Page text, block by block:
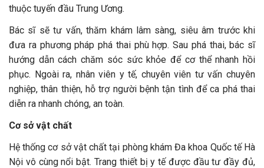
thuộc tuyến đầu Trung Ương.
Bác sĩ sẽ tư vấn, thăm khám lâm sàng, siêu âm trước khi
đưa ra phương pháp phá thai phù hợp. Sau phá thai, bác sĩ
hướng dẫn cách chăm sóc sức khỏe để cơ thể nhanh hồi
phục. Ngoài ra, nhân viên y tế, chuyên viên tư vấn chuyên
nghiệp, thân thiện, hỗ trợ người bệnh tận tình để ca phá thai
diễn ra nhanh chóng, an toàn.
Cơ sở vật chất
Hệ thống cơ sở vật chất tại phòng khám Đa khoa Quốc tế Hà
Nội vô cùng nổi bật. Trang thiết bị y tế được đầu tư đầy đủ,